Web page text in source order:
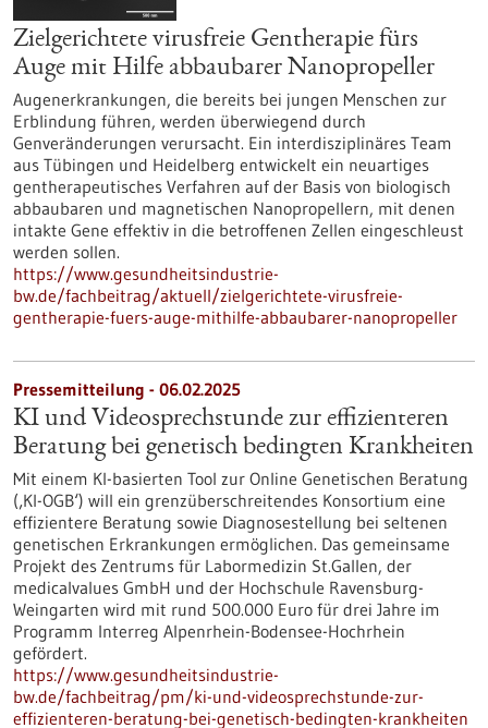
Zielgerichtete virusfreie Gentherapie fürs
Auge mit Hilfe abbaubarer Nanopropeller
Augenerkrankungen, die bereits bei jungen Menschen zur
Erblindung führen, werden überwiegend durch
Genveränderungen verursacht. Ein interdisziplinäres Team
aus Tübingen und Heidelberg entwickelt ein neuartiges
gentherapeutisches Verfahren auf der Basis von biologisch
abbaubaren und magnetischen Nanopropellern, mit denen
intakte Gene effektiv in die betroffenen Zellen eingeschleust
werden sollen.
https://www.gesundheitsindustrie-
bw.de/fachbeitrag/aktuell/zielgerichtete-virusfreie-
gentherapie-fuers-auge-mithilfe-abbaubarer-nanopropeller
Pressemitteilung - 06.02.2025
KI und Videosprechstunde zur effizienteren
Beratung bei genetisch bedingten Krankheiten
Mit einem KI-basierten Tool zur Online Genetischen Beratung
(‚KI-OGB‘) will ein grenzüberschreitendes Konsortium eine
effizientere Beratung sowie Diagnosestellung bei seltenen
genetischen Erkrankungen ermöglichen. Das gemeinsame
Projekt des Zentrums für Labormedizin St.Gallen, der
medicalvalues GmbH und der Hochschule Ravensburg-
Weingarten wird mit rund 500.000 Euro für drei Jahre im
Programm Interreg Alpenrhein-Bodensee-Hochrhein
gefördert.
https://www.gesundheitsindustrie-
bw.de/fachbeitrag/pm/ki-und-videosprechstunde-zur-
effizienteren-beratung-bei-genetisch-bedingten-krankheiten